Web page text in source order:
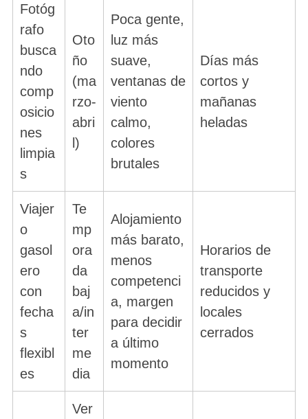
Fotóg
rafo
busca
ndo
comp
osicio
nes
limpia
s
Oto
ño
(ma
rzo-
abri
l)
Poca gente,
luz más
suave,
ventanas de
viento
calmo,
colores
brutales
Días más
cortos y
mañanas
heladas
Viajer
o
gasol
ero
con
fecha
s
flexibl
es
Te
mp
ora
da
baj
a/in
ter
me
dia
Alojamiento
más barato,
menos
competenci
a, margen
para decidir
a último
momento
Horarios de
transporte
reducidos y
locales
cerrados
Ver